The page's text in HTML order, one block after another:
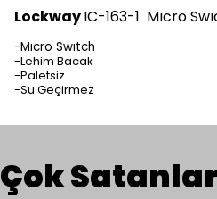
LockwayIC-163-1 Mıcro
-Mıcro Swıtch
-Lehim Bacak
-Paletsiz
-Su Geçirmez
Çok